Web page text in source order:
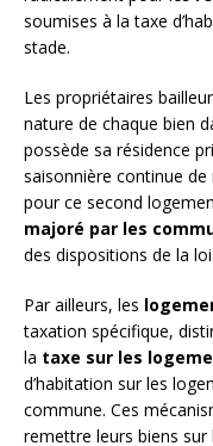
soumises à la taxe
stade.
Les propriétaires
nature de chaque bien
possède sa résidence
saisonnière continue de
pour ce second
majoré par les
des dispositions de la
Par ailleurs, les
taxation spécifique,
la taxe sur les
d’habitation sur les
commune. Ces
remettre leurs biens sur